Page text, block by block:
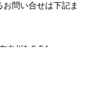
問い合せは下記ま
内川1-8-54